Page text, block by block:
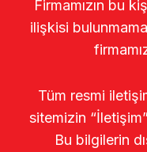
Firmamızın bu
ilişkisi
Tüm resmi
sitemizin
Bu bilgilerin